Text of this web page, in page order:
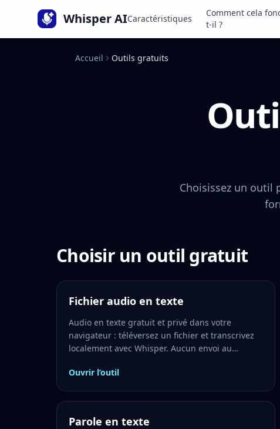
Whisper AICaractéristiques
Comment cela
t-il ?
Accueil Outils gratuits
Choisissez un outil
Choisir un outil gratuit
Fichier audio en texte
Audio en texte gratuit et privé dans votre
navigateur : téléversez un fichier et transcrivez
localement avec Whisper. Aucun envoi au
Ouvrir l’outil
Parole en texte